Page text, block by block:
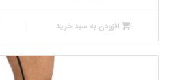
افزودن به سبد خرید